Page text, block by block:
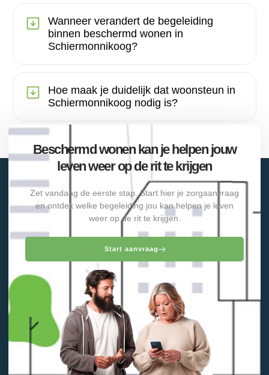
Wanneer verandert de begeleiding
binnen beschermd wonen in
Schiermonnikoog?
Hoe maak je duidelijk dat woonsteun in
Schiermonnikoog nodig is?
Beschermd wonen kan je helpen jouw
leven weer op de rit te krijgen
Zet vandaag de eerste stap. Start hier je zorgaanvraag
en ontdek welke begeleiding jou kan helpen je leven
weer op de rit te krijgen.
Start aanvraag